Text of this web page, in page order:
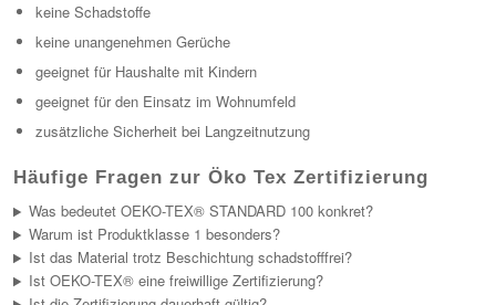
keine Schadstoffe
keine unangenehmen Gerüche
geeignet für Haushalte mit Kindern
geeignet für den Einsatz im Wohnumfeld
zusätzliche Sicherheit bei Langzeitnutzung
Häufige Fragen zur Öko Tex Zertifizierung
Was bedeutet OEKO-TEX® STANDARD 100 konkret?
Warum ist Produktklasse 1 besonders?
Ist das Material trotz Beschichtung schadstofffrei?
Ist OEKO-TEX® eine freiwillige Zertifizierung?